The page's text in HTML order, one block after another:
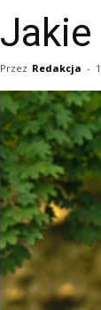
Jakie
Przez Redakcja -